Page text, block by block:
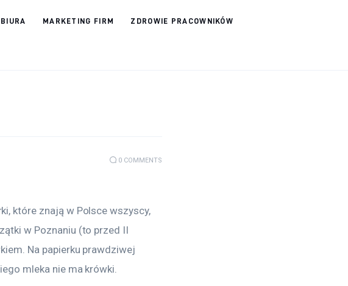
MARKETING FIRM ZDROWIE PRACOWNIKÓW
0 COMMENTS
które znają w Polsce wszyscy,
w Poznaniu (to przed II
Na papierku prawdziwej
mleka nie ma krówki.